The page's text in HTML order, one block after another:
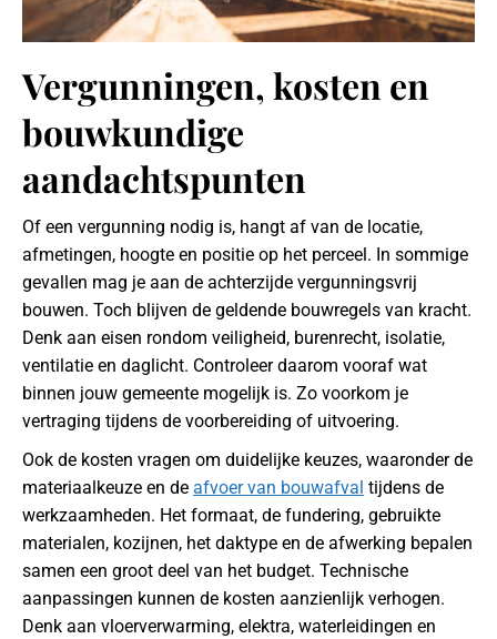
Vergunningen, kosten en
bouwkundige
aandachtspunten
Of een vergunning nodig is, hangt af van de locatie,
afmetingen, hoogte en positie op het perceel. In sommige
gevallen mag je aan de achterzijde vergunningsvrij
bouwen. Toch blijven de geldende bouwregels van kracht.
Denk aan eisen rondom veiligheid, burenrecht, isolatie,
ventilatie en daglicht. Controleer daarom vooraf wat
binnen jouw gemeente mogelijk is. Zo voorkom je
vertraging tijdens de voorbereiding of uitvoering.
Ook de kosten vragen om duidelijke keuzes, waaronder de
materiaalkeuze en de afvoer van bouwafval tijdens de
werkzaamheden. Het formaat, de fundering, gebruikte
materialen, kozijnen, het daktype en de afwerking bepalen
samen een groot deel van het budget. Technische
aanpassingen kunnen de kosten aanzienlijk verhogen.
Denk aan vloerverwarming, elektra, waterleidingen en